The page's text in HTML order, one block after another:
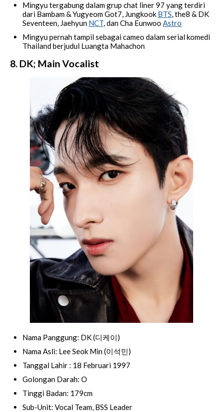
Mingyu tergabung dalam grup chat liner 97 yang terdiri
dari Bambam & Yugyeom Got7, Jungkook BTS, the8 & DK
Seventeen, Jaehyun NCT, dan Cha Eunwoo Astro
Mingyu pernah tampil sebagai cameo dalam serial komedi
Thailand berjudul Luangta Mahachon
8. DK; Main Vocalist
Nama Panggung: DK (디케이)
Nama Asli: Lee Seok Min (이석민)
Tanggal Lahir : 18 Februari 1997
Golongan Darah: O
Tinggi Badan: 179cm
Sub-Unit: Vocal Team, BSS Leader